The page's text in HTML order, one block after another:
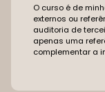
O curso é de
externos ou
auditoria de
apenas uma
complementar a